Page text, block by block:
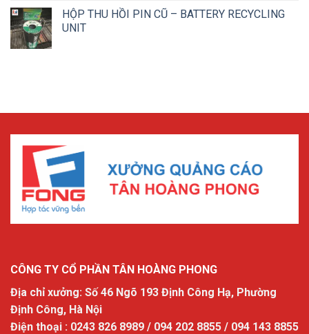
HỘP THU HỒI PIN CŨ – BATTERY RECYCLING
UNIT
CÔNG TY CỔ PHẦN TÂN HOÀNG PHONG
Địa chỉ xưởng: Số 46 Ngõ 193 Định Công Hạ, Phường
Định Công, Hà Nội
Điện thoại : 0243 826 8989 / 094 202 8855 / 094 143 8855